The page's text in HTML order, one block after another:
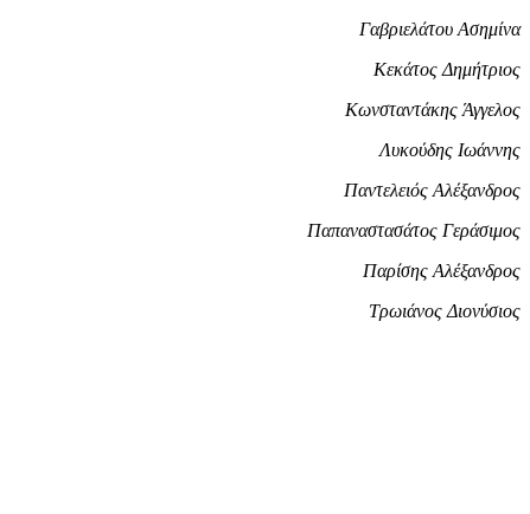
Γαβριελάτου Ασημίνα
Κεκάτος Δημήτριος
Κωνσταντάκης Άγγελος
Λυκούδης Ιωάννης
Παντελειός Αλέξανδρος
Παπαναστασάτος Γεράσιμος
Παρίσης Αλέξανδρος
Τρωιάνος Διονύσιος